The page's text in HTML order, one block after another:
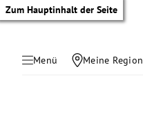
Zum Hauptinhalt der Seite
Menü Meine Region